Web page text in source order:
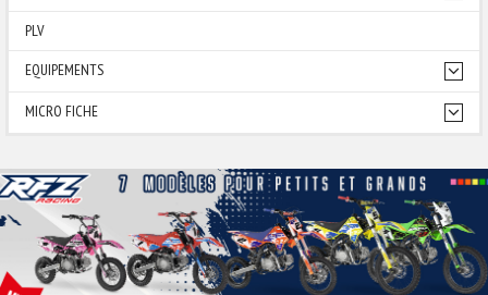
PLV
EQUIPEMENTS
MICRO FICHE